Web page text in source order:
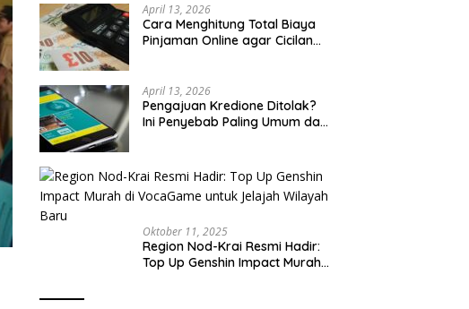
April 13, 2026
Cara Menghitung Total Biaya
Pinjaman Online agar Cicilan
April 13, 2026
Pengajuan Kredione Ditolak?
Ini Penyebab Paling Umum dan
Oktober 11, 2025
Region Nod-Krai Resmi Hadir:
Top Up Genshin Impact Murah